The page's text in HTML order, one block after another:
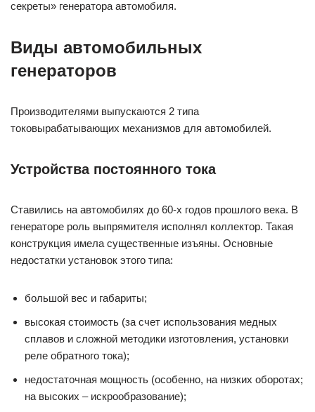
секреты» генератора автомобиля.
Виды автомобильных
генераторов
Производителями выпускаются 2 типа
токовырабатывающих механизмов для автомобилей.
Устройства постоянного тока
Ставились на автомобилях до 60-х годов прошлого века. В
генераторе роль выпрямителя исполнял коллектор. Такая
конструкция имела существенные изъяны. Основные
недостатки установок этого типа:
большой вес и габариты;
высокая стоимость (за счет использования медных
сплавов и сложной методики изготовления, установки
реле обратного тока);
недостаточная мощность (особенно, на низких оборотах;
на высоких ‒ искрообразование);